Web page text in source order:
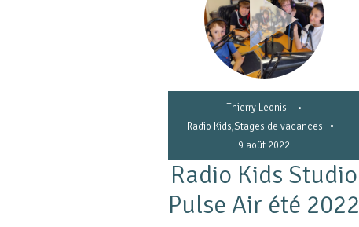
Thierry Leonis
•
Radio Kids,Stages de vacances •
9 août 2022
Radio Kids Studio
Pulse Air été 2022